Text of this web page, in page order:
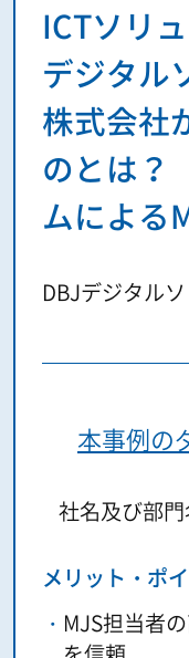
ICTソリ
デジタル
株式会社
のとは
ムによる
DBJデジタル
本事例の
社名及び部門
メリット・ポ
MJS担当者